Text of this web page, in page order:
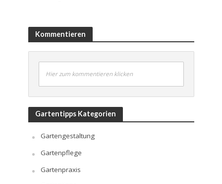
Kommentieren
Hier zum kommentieren klicken
Gartentipps Kategorien
Gartengestaltung
Gartenpflege
Gartenpraxis